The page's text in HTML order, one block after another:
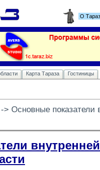
О
Карта Тараза Гостиницы
-> Основные показатели